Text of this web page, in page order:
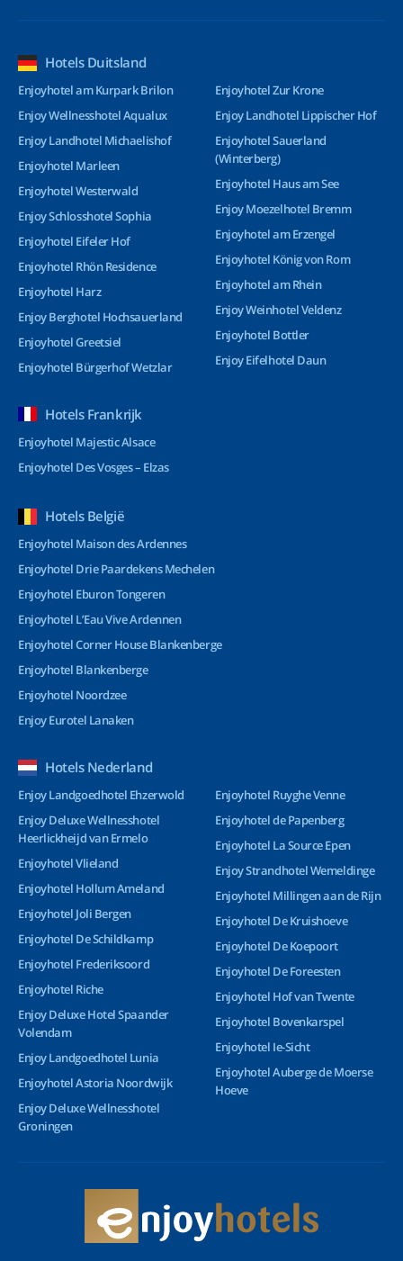
Hotels Duitsland
Enjoyhotel am Kurpark Brilon
Enjoy Wellnesshotel Aqualux
Enjoy Landhotel Michaelishof
Enjoyhotel Marleen
Enjoyhotel Westerwald
Enjoy Schlosshotel Sophia
Enjoyhotel Eifeler Hof
Enjoyhotel Rhön Residence
Enjoyhotel Harz
Enjoy Berghotel Hochsauerland
Enjoyhotel Greetsiel
Enjoyhotel Bürgerhof Wetzlar
Enjoyhotel Zur Krone
Enjoy Landhotel Lippischer Hof
Enjoyhotel Sauerland
(Winterberg)
Enjoyhotel Haus am See
Enjoy Moezelhotel Bremm
Enjoyhotel am Erzengel
Enjoyhotel König von Rom
Enjoyhotel am Rhein
Enjoy Weinhotel Veldenz
Enjoyhotel Bottler
Enjoy Eifelhotel Daun
Hotels Frankrijk
Enjoyhotel Majestic Alsace
Enjoyhotel Des Vosges – Elzas
Hotels België
Enjoyhotel Maison des Ardennes
Enjoyhotel Drie Paardekens Mechelen
Enjoyhotel Eburon Tongeren
Enjoyhotel L’Eau Vive Ardennen
Enjoyhotel Corner House Blankenberge
Enjoyhotel Blankenberge
Enjoyhotel Noordzee
Enjoy Eurotel Lanaken
Hotels Nederland
Enjoy Landgoedhotel Ehzerwold
Enjoy Deluxe Wellnesshotel
Heerlickheijd van Ermelo
Enjoyhotel Vlieland
Enjoyhotel Hollum Ameland
Enjoyhotel Joli Bergen
Enjoyhotel De Schildkamp
Enjoyhotel Frederiksoord
Enjoyhotel Riche
Enjoy Deluxe Hotel Spaander
Volendam
Enjoy Landgoedhotel Lunia
Enjoyhotel Astoria Noordwijk
Enjoy Deluxe Wellnesshotel
Groningen
Enjoyhotel Ruyghe Venne
Enjoyhotel de Papenberg
Enjoyhotel La Source Epen
Enjoy Strandhotel Wemeldinge
Enjoyhotel Millingen aan de Rijn
Enjoyhotel De Kruishoeve
Enjoyhotel De Koepoort
Enjoyhotel De Foreesten
Enjoyhotel Hof van Twente
Enjoyhotel Bovenkarspel
Enjoyhotel Ie-Sicht
Enjoyhotel Auberge de Moerse
Hoeve